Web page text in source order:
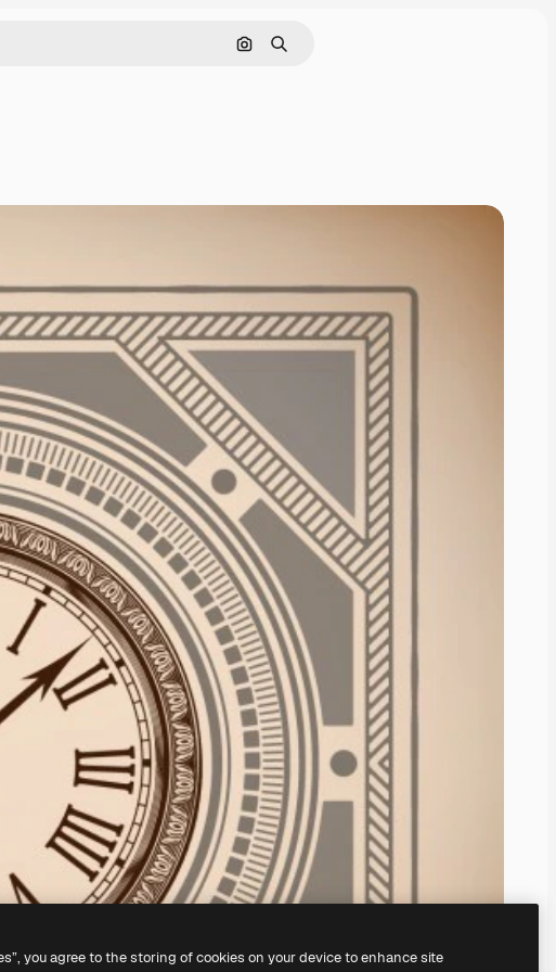
Rechercher par image
Rechercher
you agree to the storing of cookies on your device to enhance site